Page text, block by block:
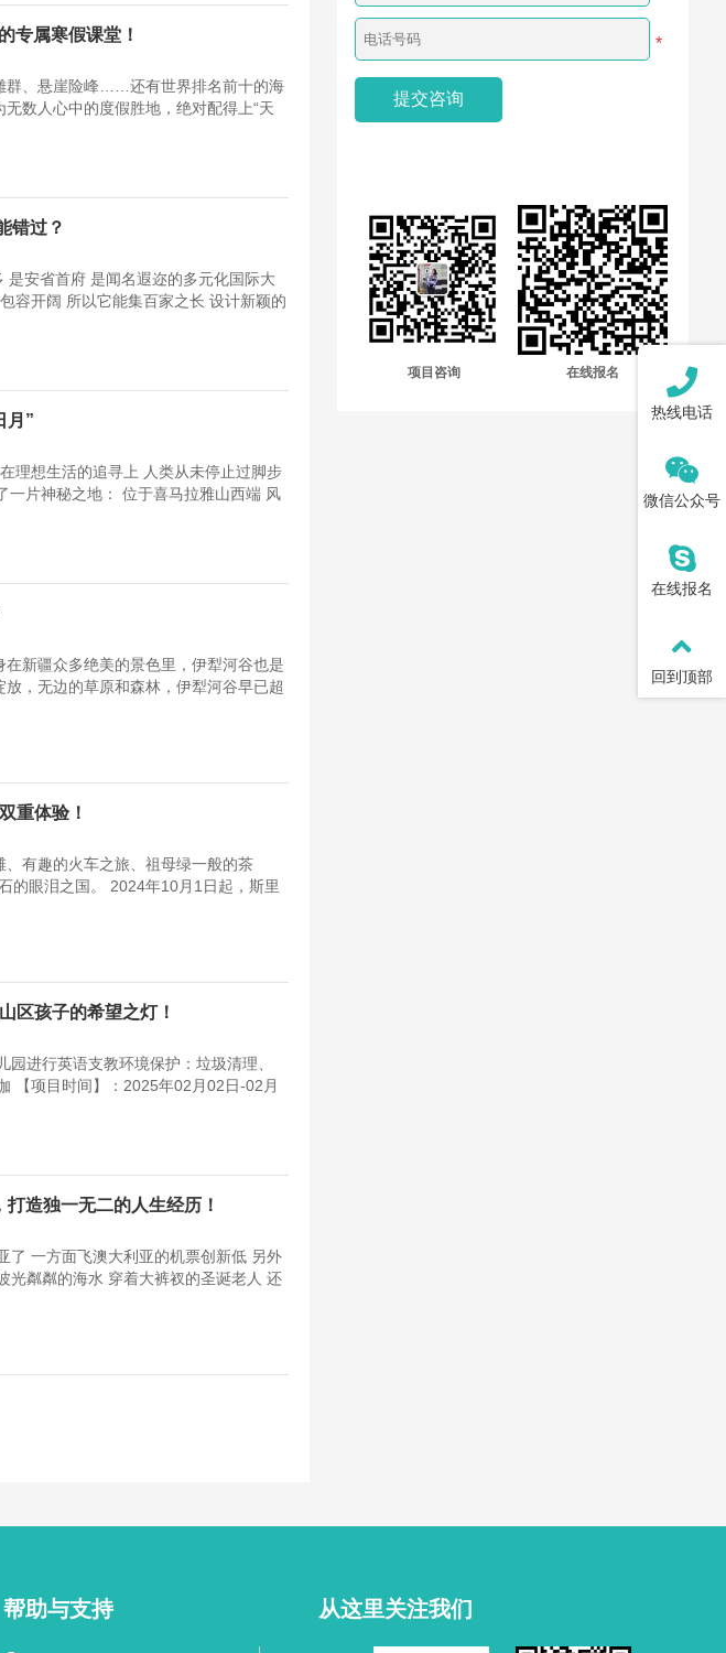
专属寒假课堂！
群、悬崖险峰……还有世界排名前十的海
数人心中的度假胜地，绝对配得上“天
错过？
安省首府 是闻名遐迩的多元化国际大
容开阔 所以它能集百家之长 设计新颖的
月”
理想生活的追寻上 人类从未停止过脚步
一片神秘之地： 位于喜马拉雅山西端 风
新疆众多绝美的景色里，伊犁河谷也是
，无边的草原和森林，伊犁河谷早已超
重体验！
有趣的火车之旅、祖母绿一般的茶
的眼泪之国。 2024年10月1日起，斯里
区孩子的希望之灯！
进行英语支教环境保护：垃圾清理、
【项目时间】：2025年02月02日-02月
造独一无二的人生经历！
了 一方面飞澳大利亚的机票创新低 另外
光粼粼的海水 穿着大裤衩的圣诞老人 还
*
项目咨询 在线报名
帮助与支持 从这里关注我们
热线电话
微信公众号
在线报名
回到顶部